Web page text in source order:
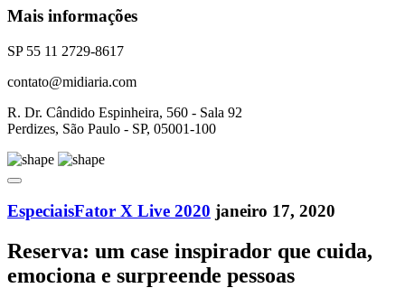
Mais informações
SP 55 11 2729-8617
contato@midiaria.com
R. Dr. Cândido Espinheira, 560 - Sala 92
Perdizes, São Paulo - SP, 05001-100
EspeciaisFator X Live 2020 janeiro 17, 2020
Reserva: um case inspirador que cuida,
emociona e surpreende pessoas